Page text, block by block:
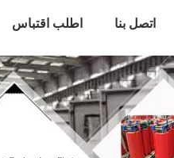
اتصل بنا اطلب اقتباس